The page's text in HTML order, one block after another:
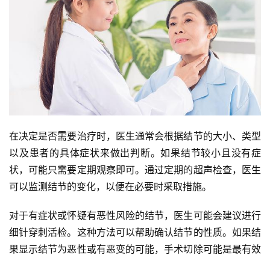
在决定是否需要治疗时，医生通常会根据结节的大小、类型
以及患者的具体症状来做出判断。如果结节较小且没有症
状，可能只需要定期观察即可。通过定期的超声检查，医生
可以监测结节的变化，以便在必要时采取措施。
对于有症状或怀疑有恶性风险的结节，医生可能会建议进行
细针穿刺活检。这种方法可以帮助确认结节的性质。如果结
果显示结节为恶性或有恶变的可能，手术切除可能是最有效